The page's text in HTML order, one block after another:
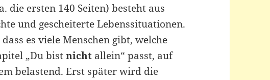
die ersten 140 Seiten) besteht aus
und gescheiterte Lebenssituationen.
es viele Menschen gibt, welche
„Du bistnicht allein“ passt, auf
belastend. Erst später wird die